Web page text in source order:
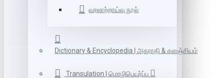
வரலாற்றாய்வு நூல்
Dictionary & Encyclopedia | அகராதி & களஞ்சியம்
Transulation | மொழிபெயர்ப்பு